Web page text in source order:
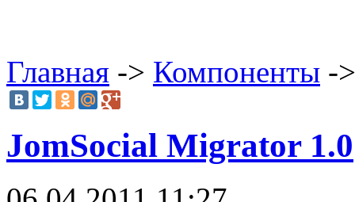
Главная -> Компоненты -
JomSocial Migrator 1.0